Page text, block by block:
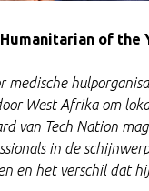
of the
West-Afrika om
van Tech Nation
in de
en het verschil dat